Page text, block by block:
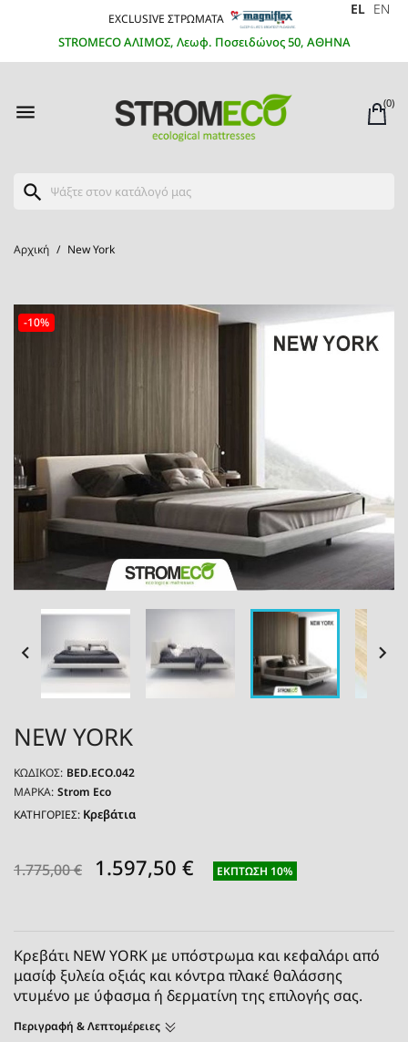
EXCLUSIVE ΣΤΡΩΜΑΤΑ
STROMECO ΑΛΙΜΟΣ, Λεωφ. Ποσειδώνος 50, ΑΘΗΝΑ
EL EN
 (0)
search
Αρχική New York
-10%
 
NEW YORK
ΚΩΔΙΚΌΣ: BED.ECO.042
ΜΆΡΚΑ: Strom Eco
ΚΑΤΗΓΟΡΙΕΣ: Κρεβάτια
1.775,00 € 1.597,50 € ΈΚΠΤΩΣΗ 10%
Κρεβάτι NEW YORK με υπόστρωμα και κεφαλάρι από
μασίφ ξυλεία οξιάς και κόντρα πλακέ θαλάσσης
ντυμένο με ύφασμα ή δερματίνη της επιλογής σας.
Περιγραφή & Λεπτομέρειες